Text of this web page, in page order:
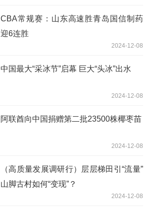
CBA常规赛：山东高速胜青岛国信制药
迎6连胜
2024-12-08
中国最大“采冰节”启幕 巨大“头冰”出水
2024-12-08
阿联酋向中国捐赠第二批23500株椰枣苗
2024-12-08
（高质量发展调研行）层层梯田引“流量”
山脚古村如何“变现”？
2024-12-08